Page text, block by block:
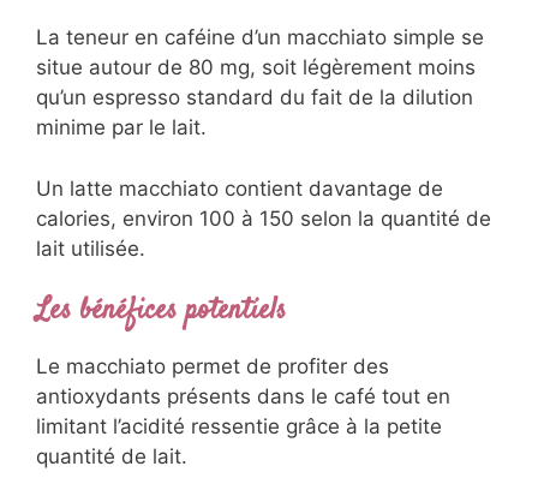
La teneur en caféine d’un macchiato simple se
situe autour de 80 mg, soit légèrement moins
qu’un espresso standard du fait de la dilution
minime par le lait.
Un latte macchiato contient davantage de
calories, environ 100 à 150 selon la quantité de
lait utilisée.
Les bénéfices potentiels
Le macchiato permet de profiter des
antioxydants présents dans le café tout en
limitant l’acidité ressentie grâce à la petite
quantité de lait.